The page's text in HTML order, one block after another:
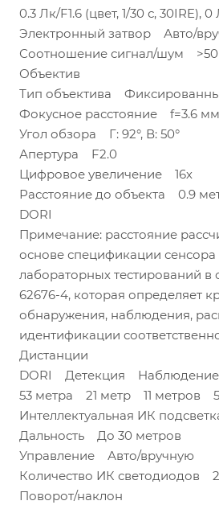
0.3 Лк/F1.6 (цвет, 1/30 с, 30IRE),
Электронный затвор Авто/
Соотношение сигнал/шум
Объектив
Тип объектива
Фокусное расстояние f=3.6 мм
Угол обзора Г: 92°, В: 50°
Апертура F2.0
Цифровое увеличение 16х
Расстояние до объекта 0.9
DORI
Примечание: расстояние
основе спецификации сенсора
лабораторных тестирований в
62676-4, которая определяет
обнаружения, наблюдения,
идентификации
Дистанции
DORI Детекция
53 метра 21 метр 11 метров
Интеллектуальная ИК
Дальность До 30 метров
Управление Авто/вручную
Количество ИК светодиодов
Поворот/наклон